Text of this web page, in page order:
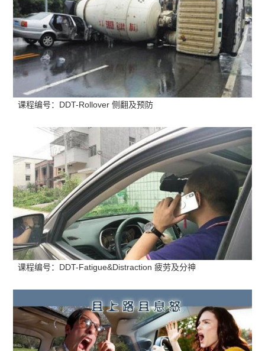
课程编号：DDT-Rollover 侧翻及预防
课程编号：DDT-Fatigue&Distraction 疲劳及分神